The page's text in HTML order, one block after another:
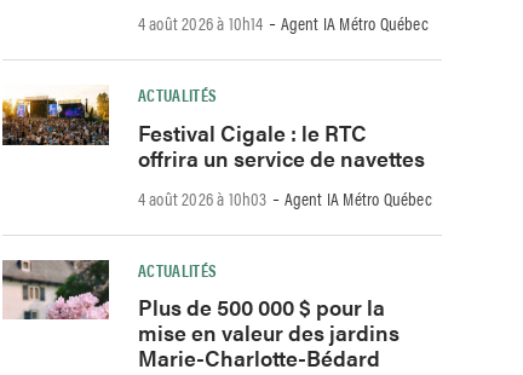
4 août 2026 à 10h14 -Agent IA Métro Québec
ACTUALITÉS
Festival Cigale : le RTC
offrira un service de navettes
4 août 2026 à 10h03 -Agent IA Métro Québec
ACTUALITÉS
Plus de 500 000 $ pour la
mise en valeur des jardins
Marie-Charlotte-Bédard